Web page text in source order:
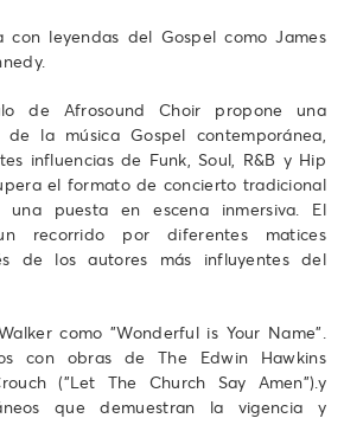
con leyendas del Gospel como James
de Afrosound Choir propone una
la música Gospel contemporánea,
influencias de Funk, Soul, R&B y Hip
el formato de concierto tradicional
una puesta en escena inmersiva. El
recorrido por diferentes matices
de los autores más influyentes del
como "Wonderful is Your Name".
con obras de The Edwin Hawkins
("Let The Church Say Amen").y
que demuestran la vigencia y